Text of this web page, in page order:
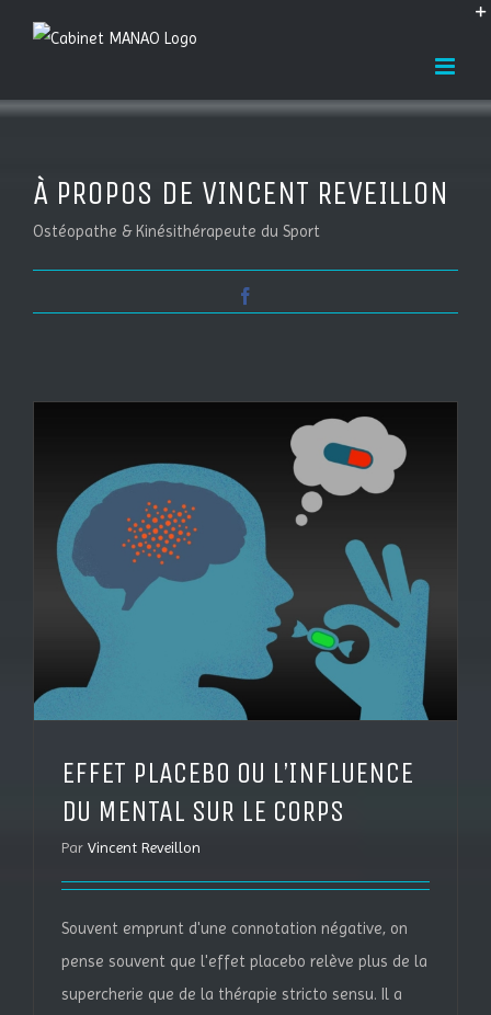
À PROPOS DE VINCENT REVEILLON
Ostéopathe & Kinésithérapeute du Sport
EFFET PLACEBO OU L’INFLUENCE
DU MENTAL SUR LE CORPS
Par Vincent Reveillon
Souvent emprunt d'une connotation négative, on
pense souvent que l'effet placebo relève plus de la
supercherie que de la thérapie stricto sensu. Il a